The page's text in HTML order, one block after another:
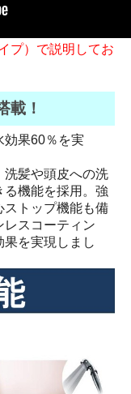
プ）で説明してお
載！
効果60％を実
洗髪や頭皮への洗
機能を採用。強
ストップ機能も備
レスコーティン
を実現しまし